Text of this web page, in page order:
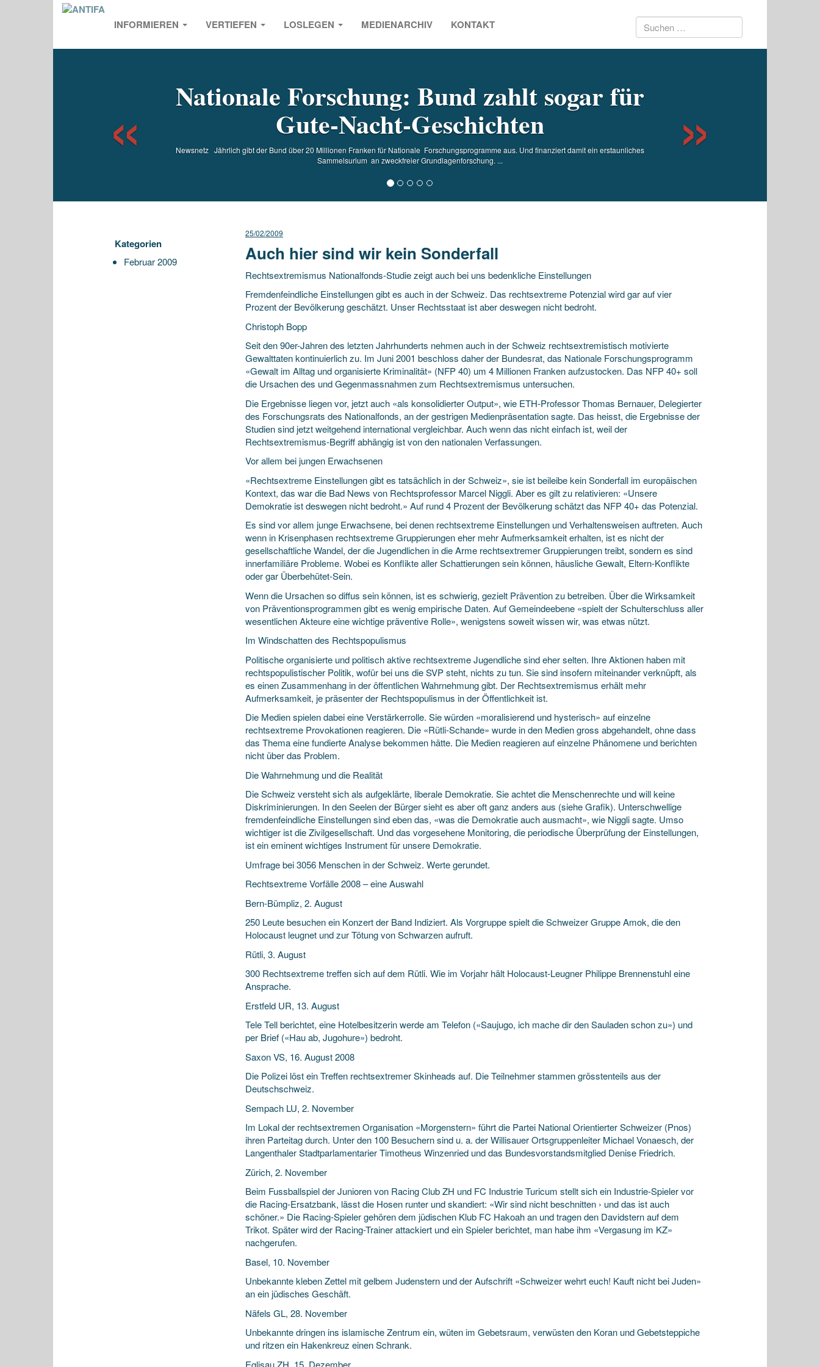
INFORMIEREN VERTIEFEN LOSLEGEN MEDIENARCHIV KONTAKT Suchen
Nationale Forschung: Bund zahlt sogar für
Gute-Nacht-Geschichten
Newsnetz Jährlich gibt der Bund über 20 Millionen Franken für Nationale Forschungsprogramme aus. Und finanziert damit ein erstaunliches
Sammelsurium an zweckfreier Grundlagenforschung. ...
Previous
Kategorien
Februar 2009
25/02/2009
Auch hier sind wir kein Sonderfall
Rechtsextremismus Nationalfonds-Studie zeigt auch bei uns bedenkliche Einstellungen
Fremdenfeindliche Einstellungen gibt es auch in der Schweiz. Das rechtsextreme Potenzial wird gar auf vier
Prozent der Bevölkerung geschätzt. Unser Rechtsstaat ist aber deswegen nicht bedroht.
Christoph Bopp
Seit den 90er-Jahren des letzten Jahrhunderts nehmen auch in der Schweiz rechtsextremistisch motivierte
Gewalttaten kontinuierlich zu. Im Juni 2001 beschloss daher der Bundesrat, das Nationale Forschungsprogramm
«Gewalt im Alltag und organisierte Kriminalität» (NFP 40) um 4 Millionen Franken aufzustocken. Das NFP 40+ soll
die Ursachen des und Gegenmassnahmen zum Rechtsextremismus untersuchen.
Die Ergebnisse liegen vor, jetzt auch «als konsolidierter Output», wie ETH-Professor Thomas Bernauer, Delegierter
des Forschungsrats des Nationalfonds, an der gestrigen Medienpräsentation sagte. Das heisst, die Ergebnisse der
Studien sind jetzt weitgehend international vergleichbar. Auch wenn das nicht einfach ist, weil der
Rechtsextremismus-Begriff abhängig ist von den nationalen Verfassungen.
Vor allem bei jungen Erwachsenen
«Rechtsextreme Einstellungen gibt es tatsächlich in der Schweiz», sie ist beileibe kein Sonderfall im europäischen
Kontext, das war die Bad News von Rechtsprofessor Marcel Niggli. Aber es gilt zu relativieren: «Unsere
Demokratie ist deswegen nicht bedroht.» Auf rund 4 Prozent der Bevölkerung schätzt das NFP 40+ das Potenzial.
Es sind vor allem junge Erwachsene, bei denen rechtsextreme Einstellungen und Verhaltensweisen auftreten. Auch
wenn in Krisenphasen rechtsextreme Gruppierungen eher mehr Aufmerksamkeit erhalten, ist es nicht der
gesellschaftliche Wandel, der die Jugendlichen in die Arme rechtsextremer Gruppierungen treibt, sondern es sind
innerfamiliäre Probleme. Wobei es Konflikte aller Schattierungen sein können, häusliche Gewalt, Eltern-Konflikte
oder gar Überbehütet-Sein.
Wenn die Ursachen so diffus sein können, ist es schwierig, gezielt Prävention zu betreiben. Über die Wirksamkeit
von Präventionsprogrammen gibt es wenig empirische Daten. Auf Gemeindeebene «spielt der Schulterschluss aller
wesentlichen Akteure eine wichtige präventive Rolle», wenigstens soweit wissen wir, was etwas nützt.
Im Windschatten des Rechtspopulismus
Politische organisierte und politisch aktive rechtsextreme Jugendliche sind eher selten. Ihre Aktionen haben mit
rechtspopulistischer Politik, wofür bei uns die SVP steht, nichts zu tun. Sie sind insofern miteinander verknüpft, als
es einen Zusammenhang in der öffentlichen Wahrnehmung gibt. Der Rechtsextremismus erhält mehr
Aufmerksamkeit, je präsenter der Rechtspopulismus in der Öffentlichkeit ist.
Die Medien spielen dabei eine Verstärkerrolle. Sie würden «moralisierend und hysterisch» auf einzelne
rechtsextreme Provokationen reagieren. Die «Rütli-Schande» wurde in den Medien gross abgehandelt, ohne dass
das Thema eine fundierte Analyse bekommen hätte. Die Medien reagieren auf einzelne Phänomene und berichten
nicht über das Problem.
Die Wahrnehmung und die Realität
Die Schweiz versteht sich als aufgeklärte, liberale Demokratie. Sie achtet die Menschenrechte und will keine
Diskriminierungen. In den Seelen der Bürger sieht es aber oft ganz anders aus (siehe Grafik). Unterschwellige
fremdenfeindliche Einstellungen sind eben das, «was die Demokratie auch ausmacht», wie Niggli sagte. Umso
wichtiger ist die Zivilgesellschaft. Und das vorgesehene Monitoring, die periodische Überprüfung der Einstellungen,
ist ein eminent wichtiges Instrument für unsere Demokratie.
Umfrage bei 3056 Menschen in der Schweiz. Werte gerundet.
Rechtsextreme Vorfälle 2008 – eine Auswahl
Bern-Bümpliz, 2. August
250 Leute besuchen ein Konzert der Band Indiziert. Als Vorgruppe spielt die Schweizer Gruppe Amok, die den
Holocaust leugnet und zur Tötung von Schwarzen aufruft.
Rütli, 3. August
300 Rechtsextreme treffen sich auf dem Rütli. Wie im Vorjahr hält Holocaust-Leugner Philippe Brennenstuhl eine
Ansprache.
Erstfeld UR, 13. August
Tele Tell berichtet, eine Hotelbesitzerin werde am Telefon («Saujugo, ich mache dir den Sauladen schon zu») und
per Brief («Hau ab, Jugohure») bedroht.
Saxon VS, 16. August 2008
Die Polizei löst ein Treffen rechtsextremer Skinheads auf. Die Teilnehmer stammen grösstenteils aus der
Deutschschweiz.
Sempach LU, 2. November
Im Lokal der rechtsextremen Organisation «Morgenstern» führt die Partei National Orientierter Schweizer (Pnos)
ihren Parteitag durch. Unter den 100 Besuchern sind u. a. der Willisauer Ortsgruppenleiter Michael Vonaesch, der
Langenthaler Stadtparlamentarier Timotheus Winzenried und das Bundesvorstandsmitglied Denise Friedrich.
Zürich, 2. November
Beim Fussballspiel der Junioren von Racing Club ZH und FC Industrie Turicum stellt sich ein Industrie-Spieler vor
die Racing-Ersatzbank, lässt die Hosen runter und skandiert: «Wir sind nicht beschnitten › und das ist auch
schöner.» Die Racing-Spieler gehören dem jüdischen Klub FC Hakoah an und tragen den Davidstern auf dem
Trikot. Später wird der Racing-Trainer attackiert und ein Spieler berichtet, man habe ihm «Vergasung im KZ»
nachgerufen.
Basel, 10. November
Unbekannte kleben Zettel mit gelbem Judenstern und der Aufschrift «Schweizer wehrt euch! Kauft nicht bei Juden»
an ein jüdisches Geschäft.
Näfels GL, 28. November
Unbekannte dringen ins islamische Zentrum ein, wüten im Gebetsraum, verwüsten den Koran und Gebetsteppiche
und ritzen ein Hakenkreuz einen Schrank.
Eglisau ZH, 15. Dezember